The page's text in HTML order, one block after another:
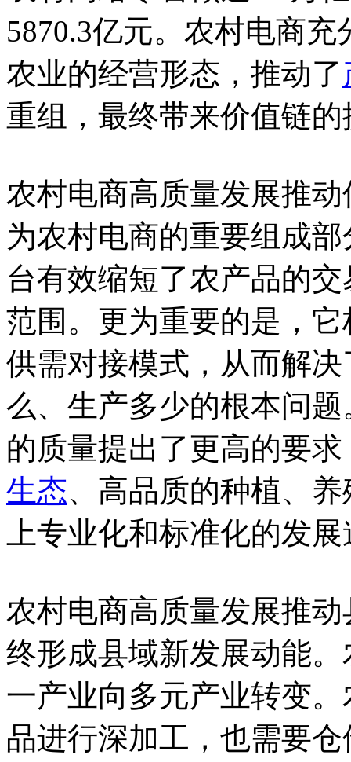
5870.3亿元。农村电商
农业的经营形态，推动了
重组，最终带来价值链
农村电商高质量发展推
为农村电商的重要组成
台有效缩短了农产品的
范围。更为重要的是，
供需对接模式，从而解
么、生产多少的根本问
的质量提出了更高的要
生态、高品质的种植、
上专业化和标准化的发
农村电商高质量发展推
终形成县域新发展动能
一产业向多元产业转变
品进行深加工，也需要